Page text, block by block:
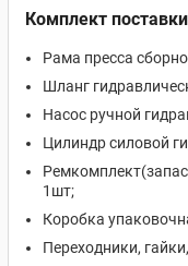
Комплект
Рама пресса
Шланг
Насос ручной
Цилиндр силовой
1шт;
Коробка
Переходники,